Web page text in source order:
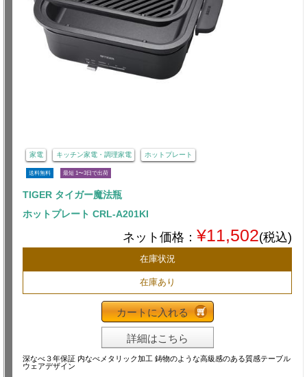
家電 キッチン家電・調理家電 ホットプレート
送料無料 最短 1〜3日で出荷
TIGER タイガー魔法瓶
ホットプレート CRL-A201KI
ネット価格： ¥11,502(税込)
在庫状況
在庫あり
カートに入れる
詳細はこちら
深なべ３年保証 内なべメタリック加工 鋳物のような高級感のある質感テーブル
ウェアデザイン